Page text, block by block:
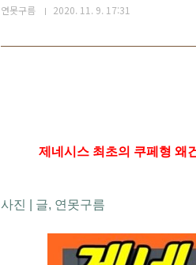
연못구름 2020. 11. 9. 17:31
제네시스 최초의 쿠페형 왜
사진 | 글, 연못구름